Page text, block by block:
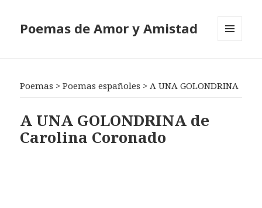
Poemas de Amor y Amistad
Poemas >Poemas españoles >A UNA GOLONDRINA
A UNA GOLONDRINA de
Carolina Coronado